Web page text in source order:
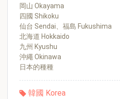
岡山 Okayama
四國 Shikoku
仙台 Sendai、福島 Fukushima
北海道 Hokkaido
九州 Kyushu
沖繩 Okinawa
日本的種種
韓國 Korea